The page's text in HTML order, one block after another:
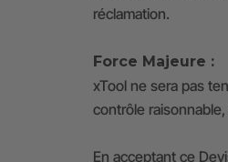
réclamation.
Force Majeure :
xTool ne sera pas
contrôle
En acceptant ce